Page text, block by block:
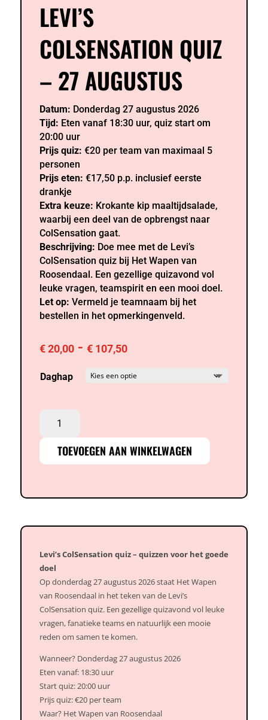
LEVI’S
COLSENSATION QUIZ
– 27 AUGUSTUS
Datum: Donderdag 27 augustus 2026
Tijd: Eten vanaf 18:30 uur, quiz start om
20:00 uur
Prijs quiz: €20 per team van maximaal 5
personen
Prijs eten: €17,50 p.p. inclusief eerste
drankje
Extra keuze: Krokante kip maaltijdsalade,
waarbij een deel van de opbrengst naar
ColSensation gaat.
Beschrijving: Doe mee met de Levi’s
ColSensation quiz bij Het Wapen van
Roosendaal. Een gezellige quizavond vol
leuke vragen, teamspirit en een mooi doel.
Let op: Vermeld je teamnaam bij het
bestellen in het opmerkingenveld.
€20,00 - €107,50Prijsklasse:
tot
Daghap
ColSensation
quiz
aantal
TOEVOEGEN AAN WINKELWAGEN
Levi’s ColSensation quiz – quizzen voor het goede
doel
Op donderdag 27 augustus 2026 staat Het Wapen
van Roosendaal in het teken van de Levi’s
ColSensation quiz. Een gezellige quizavond vol leuke
vragen, fanatieke teams en natuurlijk een mooie
reden om samen te komen.
Wanneer? Donderdag 27 augustus 2026
Eten vanaf: 18:30 uur
Start quiz: 20:00 uur
Prijs quiz: €20 per team
Waar? Het Wapen van Roosendaal